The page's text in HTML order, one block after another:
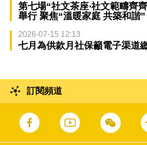
第七場“社文茶座‧社文範疇齊
舉行 聚焦“溫暖家庭 共築和諧
2026-07-15 12:13
七月為供款月社保籲電子渠道
訂閱頻道